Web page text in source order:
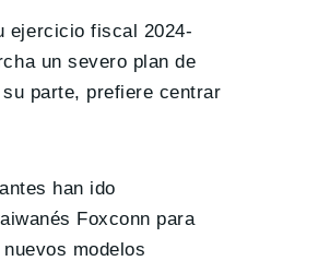
ejercicio fiscal 2024-
un severo plan de
parte, prefiere centrar
han ido
Foxconn para
modelos